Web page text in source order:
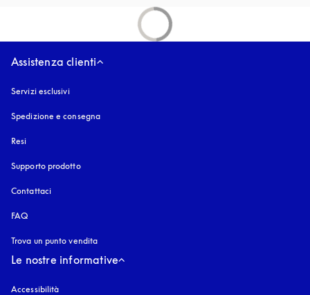
Assistenza clienti
Servizi esclusivi
Spedizione e consegna
Resi
Supporto prodotto
Contattaci
FAQ
Trova un punto vendita
Le nostre informative
Accessibilità